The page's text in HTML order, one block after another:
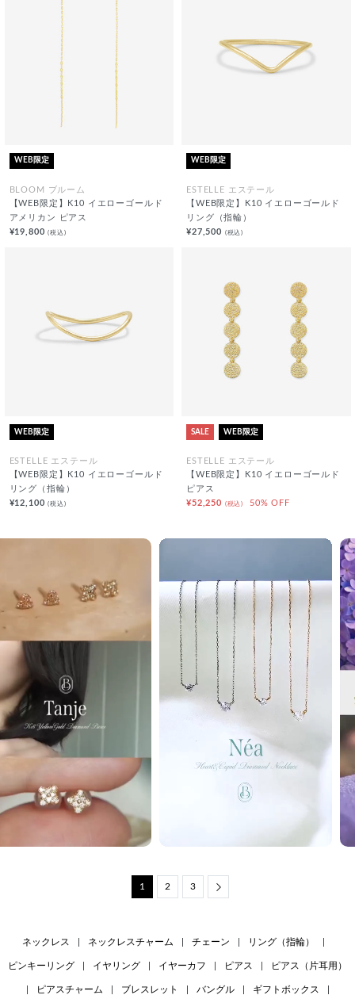
WEB限定
BLOOM ブルーム
【WEB限定】K10 イエローゴールド
アメリカン ピアス
¥19,800(税込)
WEB限定
ESTELLE エステール
【WEB限定】K10 イエローゴールド
リング（指輪）
¥27,500 (税込)
WEB限定
ESTELLE エステール
【WEB限定】K10 イエローゴールド
リング（指輪）
¥12,100(税込)
SALE WEB限定
ESTELLE エステール
【WEB限定】K10 イエローゴールド
ピアス
¥52,250 (税込) 50% OFF
1 2 3
ネックレス ネックレスチャーム チェーン リング（指輪）
ピンキーリング イヤリング イヤーカフ ピアス ピアス（片耳用）
ピアスチャーム ブレスレット バングル ギフトボックス